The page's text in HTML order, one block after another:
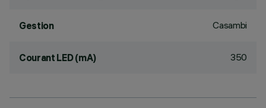
Gestion Casambi
Courant LED (mA) 350